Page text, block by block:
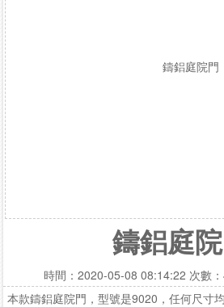
鑄鋁庭
時間：2020-05-08 08:14:22 次數
本款鑄鋁庭院門，型號是9020，任何尺寸